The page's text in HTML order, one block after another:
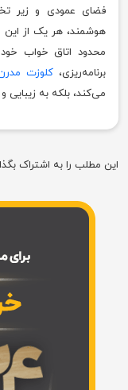
فضای عمودی و زیر
هوشمند، هر یک از این
محدود اتاق خواب
برنامه‌ریزی،کلوزت
می‌کند، بلکه به زیبایی
این مطلب را به اشتراک